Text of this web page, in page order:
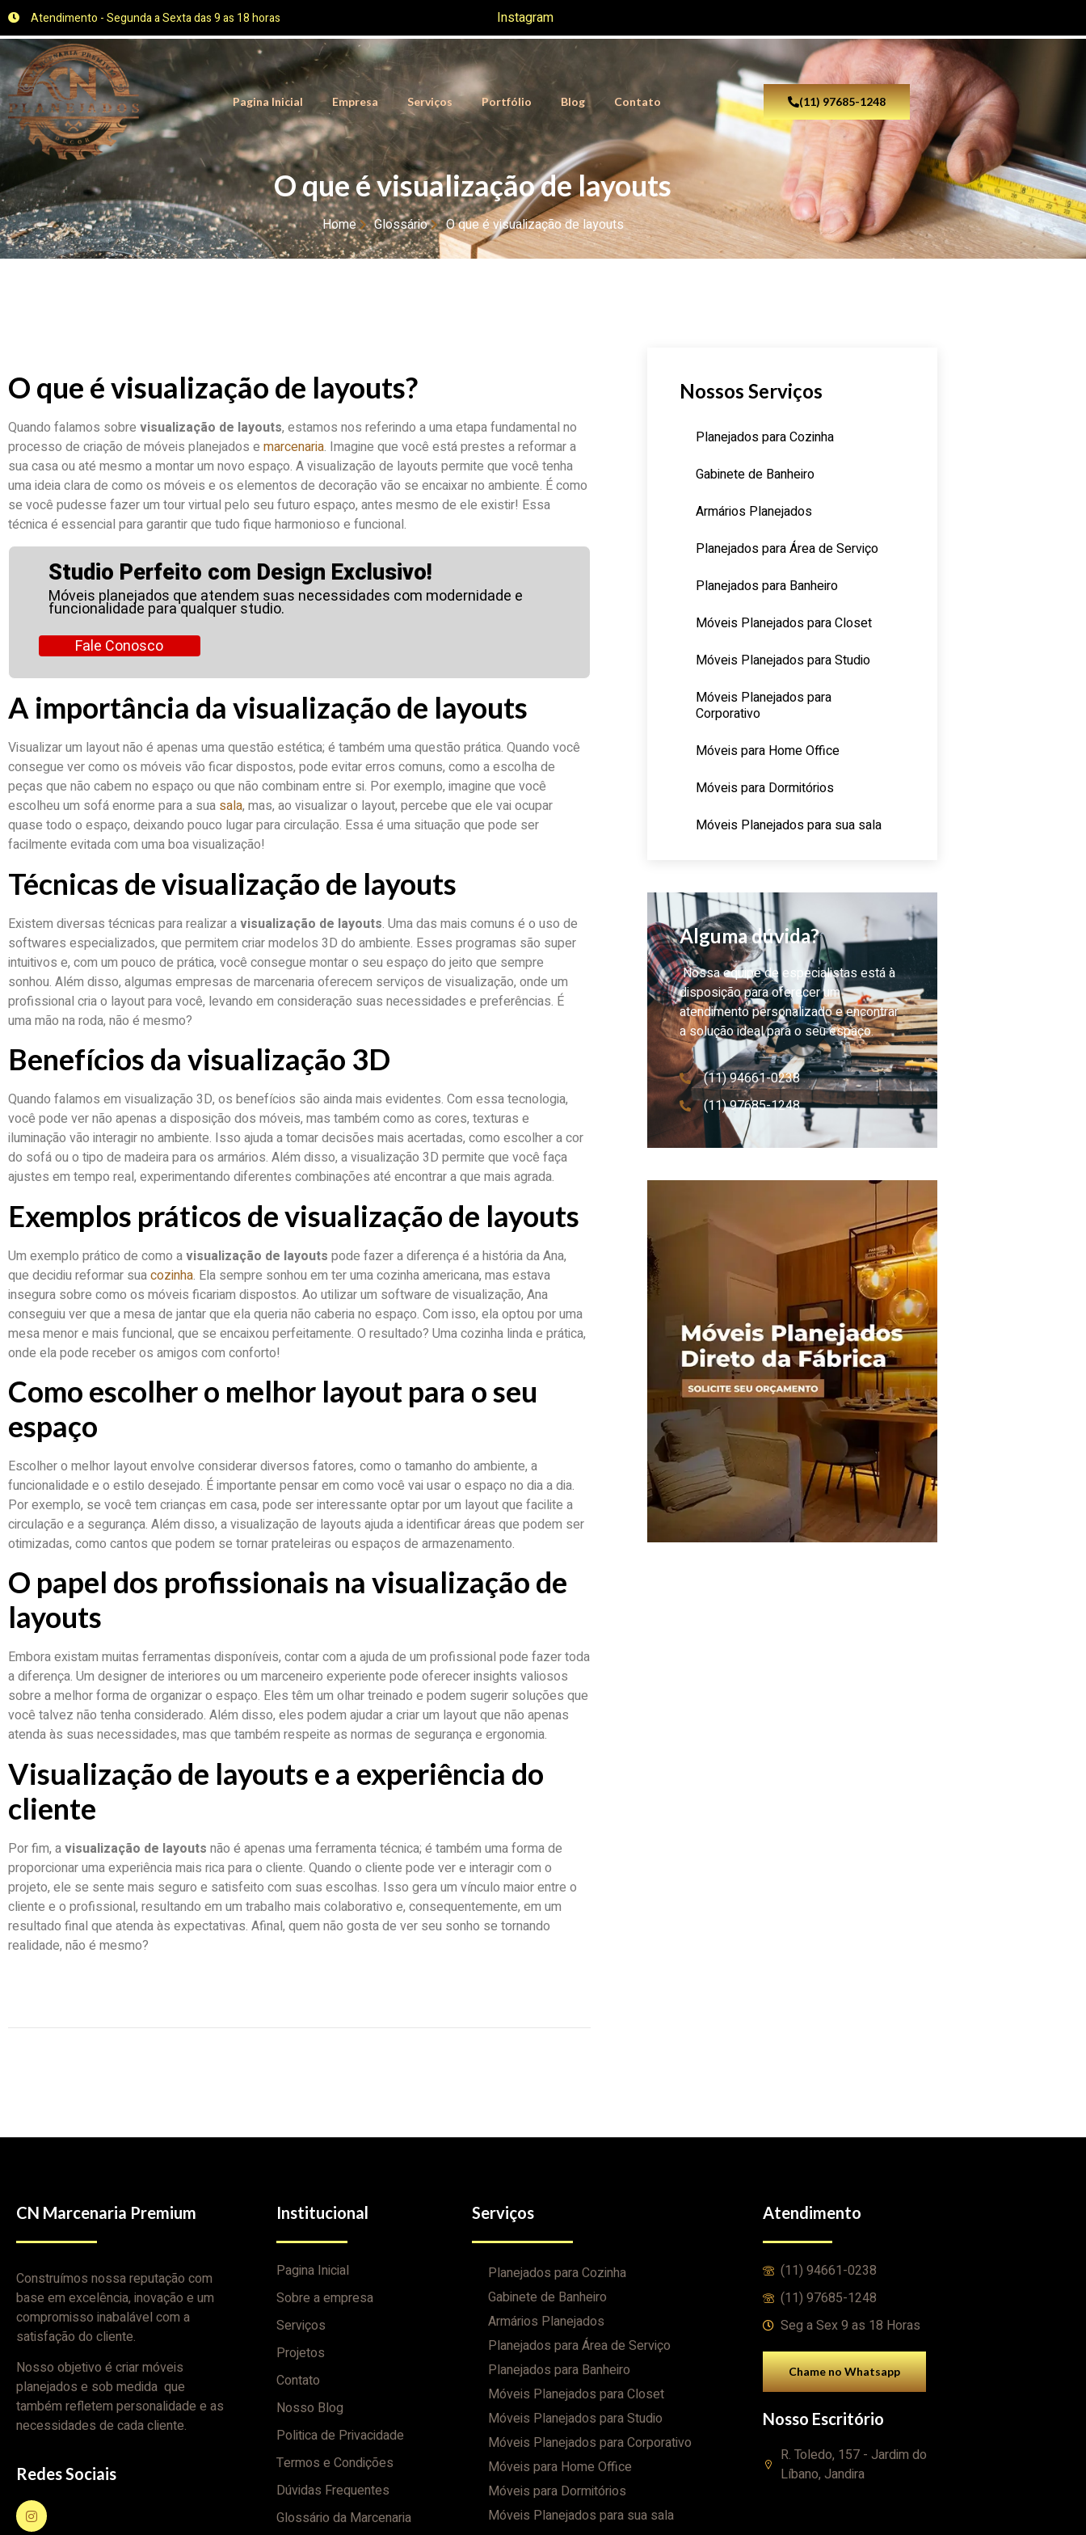
Atendimento - Segunda a Sexta das 9 as 18 horas Instagram
Pagina Inicial Empresa Serviços Portfólio Blog Contato (11) 97685-1248
O que é visualização de layouts
Home Glossário O que é visualização de layouts
O que é visualização de layouts?
Quando falamos sobre visualização de layouts, estamos nos referindo a uma etapa fundamental no
processo de criação de móveis planejados e marcenaria. Imagine que você está prestes a reformar a
sua casa ou até mesmo a montar um novo espaço. A visualização de layouts permite que você tenha
uma ideia clara de como os móveis e os elementos de decoração vão se encaixar no ambiente. É como
se você pudesse fazer um tour virtual pelo seu futuro espaço, antes mesmo de ele existir! Essa
técnica é essencial para garantir que tudo fique harmonioso e funcional.
Studio Perfeito com Design Exclusivo!
Móveis planejados que atendem suas necessidades com modernidade e
funcionalidade para qualquer studio.
Fale Conosco
A importância da visualização de layouts
Visualizar um layout não é apenas uma questão estética; é também uma questão prática. Quando você
consegue ver como os móveis vão ficar dispostos, pode evitar erros comuns, como a escolha de
peças que não cabem no espaço ou que não combinam entre si. Por exemplo, imagine que você
escolheu um sofá enorme para a sua sala, mas, ao visualizar o layout, percebe que ele vai ocupar
quase todo o espaço, deixando pouco lugar para circulação. Essa é uma situação que pode ser
facilmente evitada com uma boa visualização!
Técnicas de visualização de layouts
Existem diversas técnicas para realizar avisualização de layouts. Uma das mais comuns é o uso de
softwares especializados, que permitem criar modelos 3D do ambiente. Esses programas são super
intuitivos e, com um pouco de prática, você consegue montar o seu espaço do jeito que sempre
sonhou. Além disso, algumas empresas de marcenaria oferecem serviços de visualização, onde um
profissional cria o layout para você, levando em consideração suas necessidades e preferências. É
uma mão na roda, não é mesmo?
Benefícios da visualização 3D
Quando falamos em visualização 3D, os benefícios são ainda mais evidentes. Com essa tecnologia,
você pode ver não apenas a disposição dos móveis, mas também como as cores, texturas e
iluminação vão interagir no ambiente. Isso ajuda a tomar decisões mais acertadas, como escolher a cor
do sofá ou o tipo de madeira para os armários. Além disso, a visualização 3D permite que você faça
ajustes em tempo real, experimentando diferentes combinações até encontrar a que mais agrada.
Exemplos práticos de visualização de layouts
Um exemplo prático de como avisualização de layouts pode fazer a diferença é a história da Ana,
que decidiu reformar suacozinha. Ela sempre sonhou em ter uma cozinha americana, mas estava
insegura sobre como os móveis ficariam dispostos. Ao utilizar um software de visualização, Ana
conseguiu ver que a mesa de jantar que ela queria não caberia no espaço. Com isso, ela optou por uma
mesa menor e mais funcional, que se encaixou perfeitamente. O resultado? Uma cozinha linda e prática,
onde ela pode receber os amigos com conforto!
Como escolher o melhor layout para o seu
espaço
Escolher o melhor layout envolve considerar diversos fatores, como o tamanho do ambiente, a
funcionalidade e o estilo desejado. É importante pensar em como você vai usar o espaço no dia a dia.
Por exemplo, se você tem crianças em casa, pode ser interessante optar por um layout que facilite a
circulação e a segurança. Além disso, a visualização de layouts ajuda a identificar áreas que podem ser
otimizadas, como cantos que podem se tornar prateleiras ou espaços de armazenamento.
O papel dos profissionais na visualização de
layouts
Embora existam muitas ferramentas disponíveis, contar com a ajuda de um profissional pode fazer toda
a diferença. Um designer de interiores ou um marceneiro experiente pode oferecer insights valiosos
sobre a melhor forma de organizar o espaço. Eles têm um olhar treinado e podem sugerir soluções que
você talvez não tenha considerado. Além disso, eles podem ajudar a criar um layout que não apenas
atenda às suas necessidades, mas que também respeite as normas de segurança e ergonomia.
Visualização de layouts e a experiência do
cliente
Por fim, avisualização de layouts não é apenas uma ferramenta técnica; é também uma forma de
proporcionar uma experiência mais rica para o cliente. Quando o cliente pode ver e interagir com o
projeto, ele se sente mais seguro e satisfeito com suas escolhas. Isso gera um vínculo maior entre o
cliente e o profissional, resultando em um trabalho mais colaborativo e, consequentemente, em um
resultado final que atenda às expectativas. Afinal, quem não gosta de ver seu sonho se tornando
realidade, não é mesmo?
Nossos Serviços
Planejados para Cozinha
Gabinete de Banheiro
Armários Planejados
Planejados para Área de Serviço
Planejados para Banheiro
Móveis Planejados para Closet
Móveis Planejados para Studio
Móveis Planejados para
Corporativo
Móveis para Home Office
Móveis para Dormitórios
Móveis Planejados para sua sala
Alguma dúvida?
Nossa equipe de especialistas está à
disposição para oferecer um
atendimento personalizado e encontrar
a solução ideal para o seu espaço.
(11) 94661-0238
(11) 97685-1248
CN Marcenaria Premium
Construímos nossa reputação com
base em excelência, inovação e um
compromisso inabalável com a
satisfação do cliente.
Nosso objetivo é criar móveis
planejados e sob medida que
também refletem personalidade e as
necessidades de cada cliente.
Redes Sociais
Institucional
Pagina Inicial
Sobre a empresa
Serviços
Projetos
Contato
Nosso Blog
Politica de Privacidade
Termos e Condições
Dúvidas Frequentes
Glossário da Marcenaria
Serviços
Planejados para Cozinha
Gabinete de Banheiro
Armários Planejados
Planejados para Área de Serviço
Planejados para Banheiro
Móveis Planejados para Closet
Móveis Planejados para Studio
Móveis Planejados para Corporativo
Móveis para Home Office
Móveis para Dormitórios
Móveis Planejados para sua sala
Atendimento
(11) 94661-0238
(11) 97685-1248
Seg a Sex 9 as 18 Horas
Chame no Whatsapp
Nosso Escritório
R. Toledo, 157 - Jardim do
Líbano, Jandira